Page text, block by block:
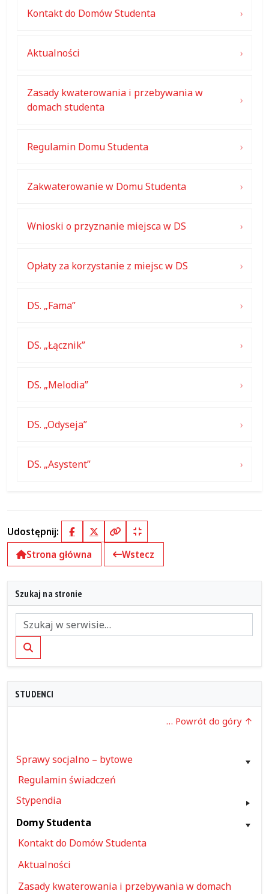
Kontakt do Domów Studenta
Aktualności
Zasady kwaterowania i przebywania w
domach studenta
Regulamin Domu Studenta
Zakwaterowanie w Domu Studenta
Wnioski o przyznanie miejsca w DS
Opłaty za korzystanie z miejsc w DS
DS. „Fama”
DS. „Łącznik”
DS. „Melodia”
DS. „Odyseja”
DS. „Asystent”
Udostępnij: FacebookX (Twitter)
Kopiuj pełny link
Kopiuj krótki link
Strona główna
Wstecz
Szukaj na stronie
Szukaj
STUDENCI
… Powrót do góry
Sprawy socjalno – bytowe
Regulamin świadczeń
Stypendia
Domy Studenta
Kontakt do Domów Studenta
Aktualności
Zasady kwaterowania i przebywania w domach